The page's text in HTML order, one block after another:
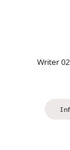
Writer